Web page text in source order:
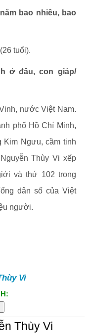
bao nhiêu, bao
tuổi).
ở đâu, con giáp/
nước Việt Nam.
phố Hồ Chí Minh,
Kim Ngưu, cầm tinh
Thùy Vi xếp
và thứ 102 trong
dân số của Việt
người.
Vi
Thùy Vi